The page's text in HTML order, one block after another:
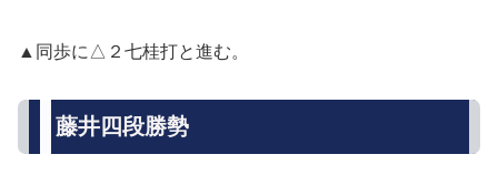
▲同歩に△２七桂打と進む。
藤井四段勝勢